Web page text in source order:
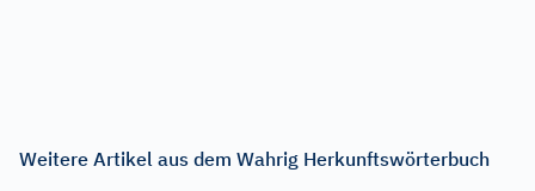
Weitere Artikel aus dem Wahrig Herkunftswörterbuch